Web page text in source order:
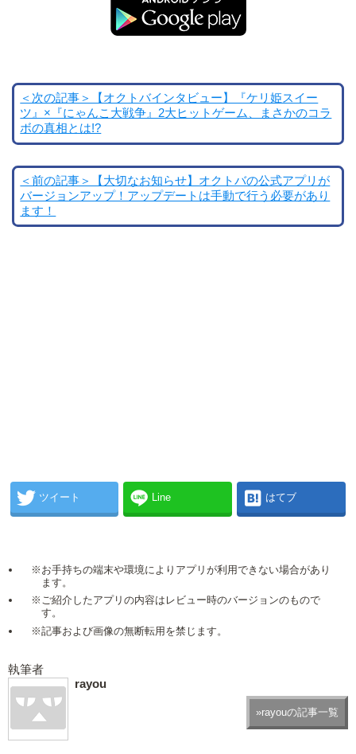
＜次の記事＞【オクトバインタビュー】『ケリ姫スイー
ツ』×『にゃんこ大戦争』2大ヒットゲーム、まさかのコラ
ボの真相とは!?
＜前の記事＞【大切なお知らせ】オクトバの公式アプリが
バージョンアップ！アップデートは手動で行う必要があり
ます！
ツイート Line はてブ
※お手持ちの端末や環境によりアプリが利用できない場合があり
ます。
※ご紹介したアプリの内容はレビュー時のバージョンのもので
す。
※記事および画像の無断転用を禁じます。
執筆者
rayou
»rayouの記事一覧